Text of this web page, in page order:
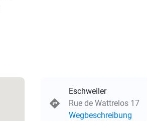
Eschweiler
Rue de Wattrelos 17
Wegbeschreibung